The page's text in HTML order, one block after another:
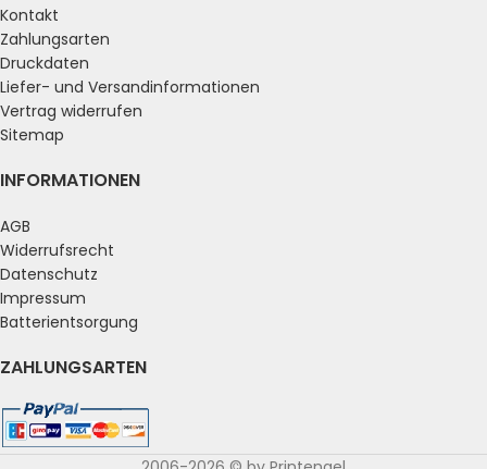
Kontakt
Zahlungsarten
Druckdaten
Liefer- und Versandinformationen
Vertrag widerrufen
Sitemap
INFORMATIONEN
AGB
Widerrufsrecht
Datenschutz
Impressum
Batterientsorgung
ZAHLUNGSARTEN